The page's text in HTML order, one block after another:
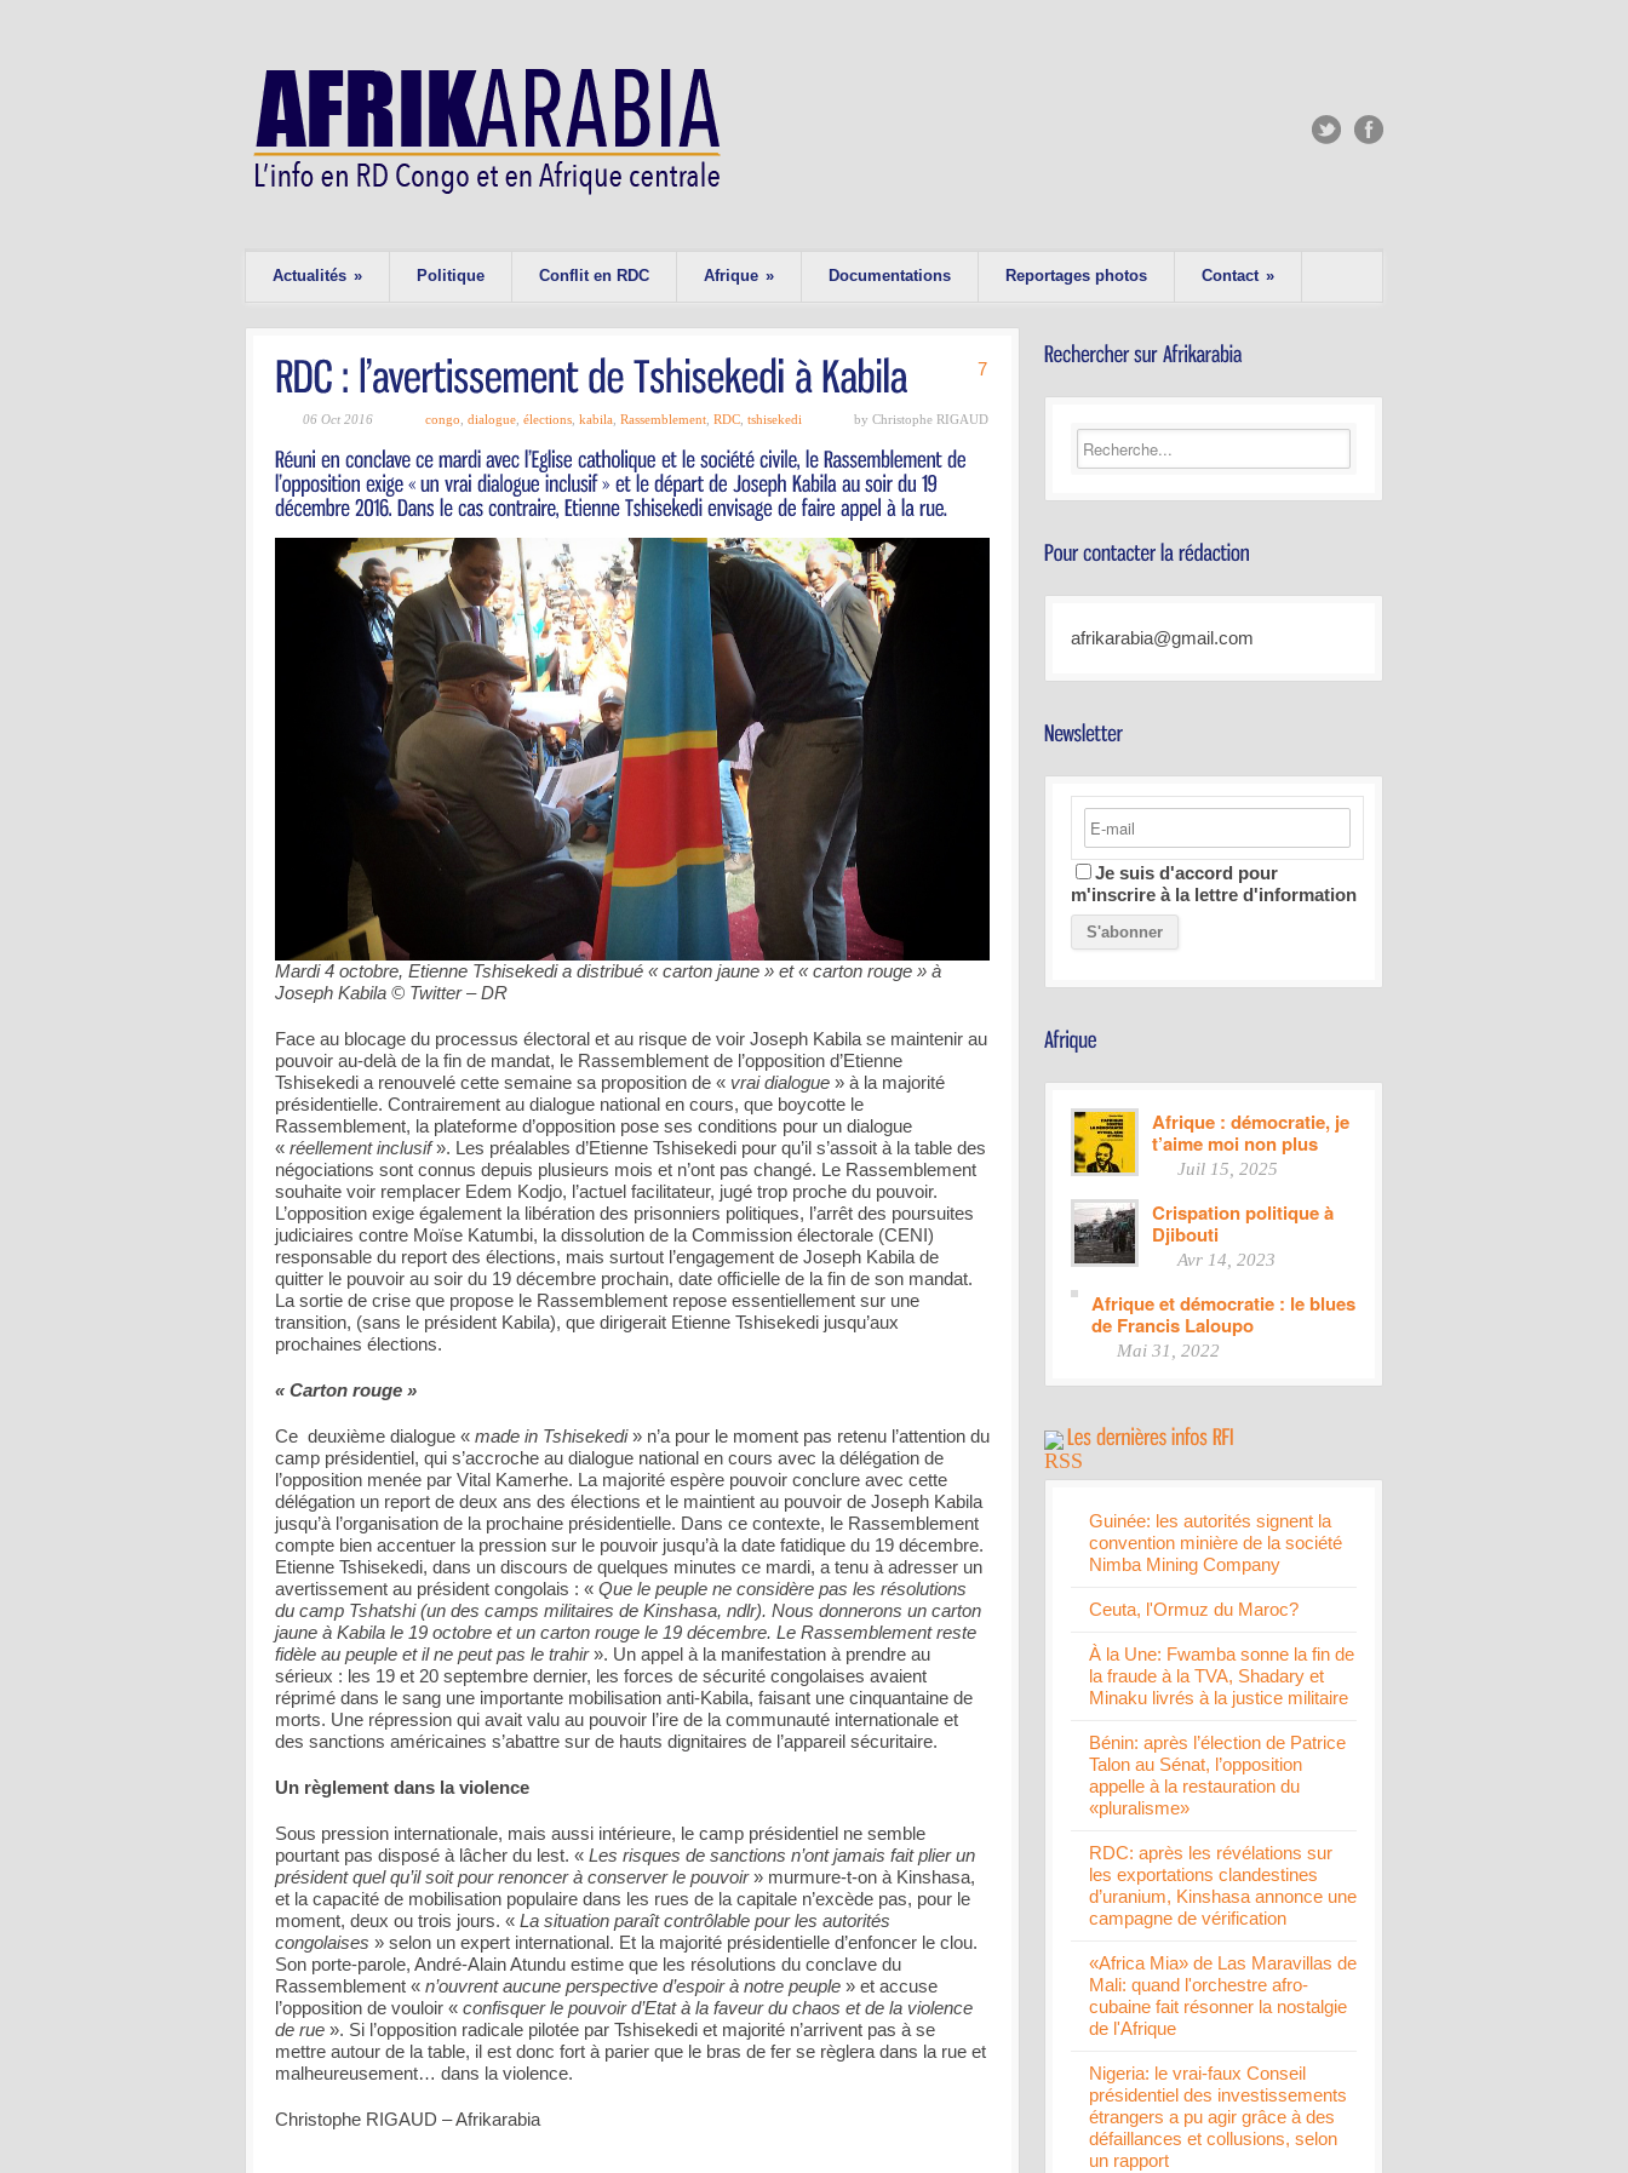
Actualités » Politique Conflit en RDC Afrique » Documentations Reportages photos Contact »
7
06 Oct 2016 congo dialogue élections kabila Rassemblement RDC tshisekedi by Christophe RIGAUD
Mardi 4 octobre, Etienne Tshisekedi a distribué « carton jaune » et « carton rouge » à
Joseph Kabila © Twitter – DR
Face au blocage du processus électoral et au risque de voir Joseph Kabila se maintenir au
pouvoir au-delà de la fin de mandat, le Rassemblement de l’opposition d’Etienne
Tshisekedi a renouvelé cette semaine sa proposition de « vrai dialogue » à la majorité
présidentielle. Contrairement au dialogue national en cours, que boycotte le
Rassemblement, la plateforme d’opposition pose ses conditions pour un dialogue
« réellement inclusif». Les préalables d’Etienne Tshisekedi pour qu’il s’assoit à la table des
négociations sont connus depuis plusieurs mois et n’ont pas changé. Le Rassemblement
souhaite voir remplacer Edem Kodjo, l’actuel facilitateur, jugé trop proche du pouvoir.
L’opposition exige également la libération des prisonniers politiques, l’arrêt des poursuites
judiciaires contre Moïse Katumbi, la dissolution de la Commission électorale (CENI)
responsable du report des élections, mais surtout l’engagement de Joseph Kabila de
quitter le pouvoir au soir du 19 décembre prochain, date officielle de la fin de son mandat.
La sortie de crise que propose le Rassemblement repose essentiellement sur une
transition, (sans le président Kabila), que dirigerait Etienne Tshisekedi jusqu’aux
prochaines élections.
« Carton rouge »
Ce deuxième dialogue « made in Tshisekedi» n’a pour le moment pas retenu l’attention du
camp présidentiel, qui s’accroche au dialogue national en cours avec la délégation de
l’opposition menée par Vital Kamerhe. La majorité espère pouvoir conclure avec cette
délégation un report de deux ans des élections et le maintient au pouvoir de Joseph Kabila
jusqu’à l’organisation de la prochaine présidentielle. Dans ce contexte, le Rassemblement
compte bien accentuer la pression sur le pouvoir jusqu’à la date fatidique du 19 décembre.
Etienne Tshisekedi, dans un discours de quelques minutes ce mardi, a tenu à adresser un
avertissement au président congolais : « Que le peuple ne considère pas les résolutions
du camp Tshatshi (un des camps militaires de Kinshasa, ndlr). Nous donnerons un carton
jaune à Kabila le 19 octobre et un carton rouge le 19 décembre. Le Rassemblement reste
fidèle au peuple et il ne peut pas le trahir». Un appel à la manifestation à prendre au
sérieux : les 19 et 20 septembre dernier, les forces de sécurité congolaises avaient
réprimé dans le sang une importante mobilisation anti-Kabila, faisant une cinquantaine de
morts. Une répression qui avait valu au pouvoir l’ire de la communauté internationale et
des sanctions américaines s’abattre sur de hauts dignitaires de l’appareil sécuritaire.
Un règlement dans la violence
Sous pression internationale, mais aussi intérieure, le camp présidentiel ne semble
pourtant pas disposé à lâcher du lest. « Les risques de sanctions n’ont jamais fait plier un
président quel qu’il soit pour renoncer à conserver le pouvoir» murmure-t-on à Kinshasa,
et la capacité de mobilisation populaire dans les rues de la capitale n’excède pas, pour le
moment, deux ou trois jours. « La situation paraît contrôlable pour les autorités
congolaises » selon un expert international. Et la majorité présidentielle d’enfoncer le clou.
Son porte-parole, André-Alain Atundu estime que les résolutions du conclave du
Rassemblement « n’ouvrent aucune perspective d’espoir à notre peuple » et accuse
l’opposition de vouloir « confisquer le pouvoir d’Etat à la faveur du chaos et de la violence
de rue ». Si l’opposition radicale pilotée par Tshisekedi et majorité n’arrivent pas à se
mettre autour de la table, il est donc fort à parier que le bras de fer se règlera dans la rue et
malheureusement… dans la violence.
Christophe RIGAUD – Afrikarabia
afrikarabia@gmail.com
Je suis d'accord pour
m'inscrire à la lettre d'information
Afrique : démocratie, je
t’aime moi non plus
Juil 15, 2025
Crispation politique à
Djibouti
Avr 14, 2023
Afrique et démocratie : le blues
de Francis Laloupo
Mai 31, 2022
Guinée: les autorités signent la
convention minière de la société
Nimba Mining Company
Ceuta, l'Ormuz du Maroc?
À la Une: Fwamba sonne la fin de
la fraude à la TVA, Shadary et
Minaku livrés à la justice militaire
Bénin: après l’élection de Patrice
Talon au Sénat, l’opposition
appelle à la restauration du
«pluralisme»
RDC: après les révélations sur
les exportations clandestines
d’uranium, Kinshasa annonce une
campagne de vérification
«Africa Mia» de Las Maravillas de
Mali: quand l'orchestre afro-
cubaine fait résonner la nostalgie
de l'Afrique
Nigeria: le vrai-faux Conseil
présidentiel des investissements
étrangers a pu agir grâce à des
défaillances et collusions, selon
un rapport